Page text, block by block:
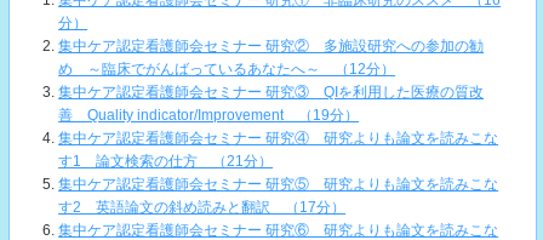
分）
集中ケア認定看護師会セミナー 研究② 多施設研究への参加の勧
め ～臨床でがんばっているあなたへ～ （12分）
集中ケア認定看護師会セミナー 研究③ QIを利用した医療の質改
善 Quality indicator/Improvement （19分）
集中ケア認定看護師会セミナー 研究④ 研究よりも論文を読みこな
す1 論文検索の仕方 （21分）
集中ケア認定看護師会セミナー 研究⑤ 研究よりも論文を読みこな
す2 英語論文の斜め読みと翻訳 （17分）
集中ケア認定看護師会セミナー 研究⑥ 研究よりも論文を読みこな